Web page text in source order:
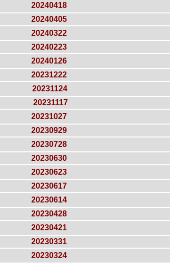
20240418
20240405
20240322
20240223
20240126
20231222
20231124
20231117
20231027
20230929
20230728
20230630
20230623
20230617
20230614
20230428
20230421
20230331
20230324